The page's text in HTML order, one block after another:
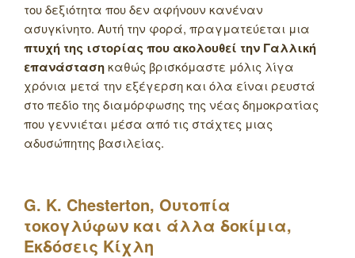
του δεξιότητα που δεν αφήνουν κανέναν
ασυγκίνητο. Αυτή την φορά, πραγματεύεται μια
πτυχή της ιστορίας που ακολουθεί την Γαλλική
επανάστασηκαθώς βρισκόμαστε μόλις λίγα
χρόνια μετά την εξέγερση και όλα είναι ρευστά
στο πεδίο της διαμόρφωσης της νέας δημοκρατίας
που γεννιέται μέσα από τις στάχτες μιας
αδυσώπητης βασιλείας.
G. K. Chesterton, Ουτοπία
τοκογλύφων και άλλα δοκίμια,
Εκδόσεις Κίχλη